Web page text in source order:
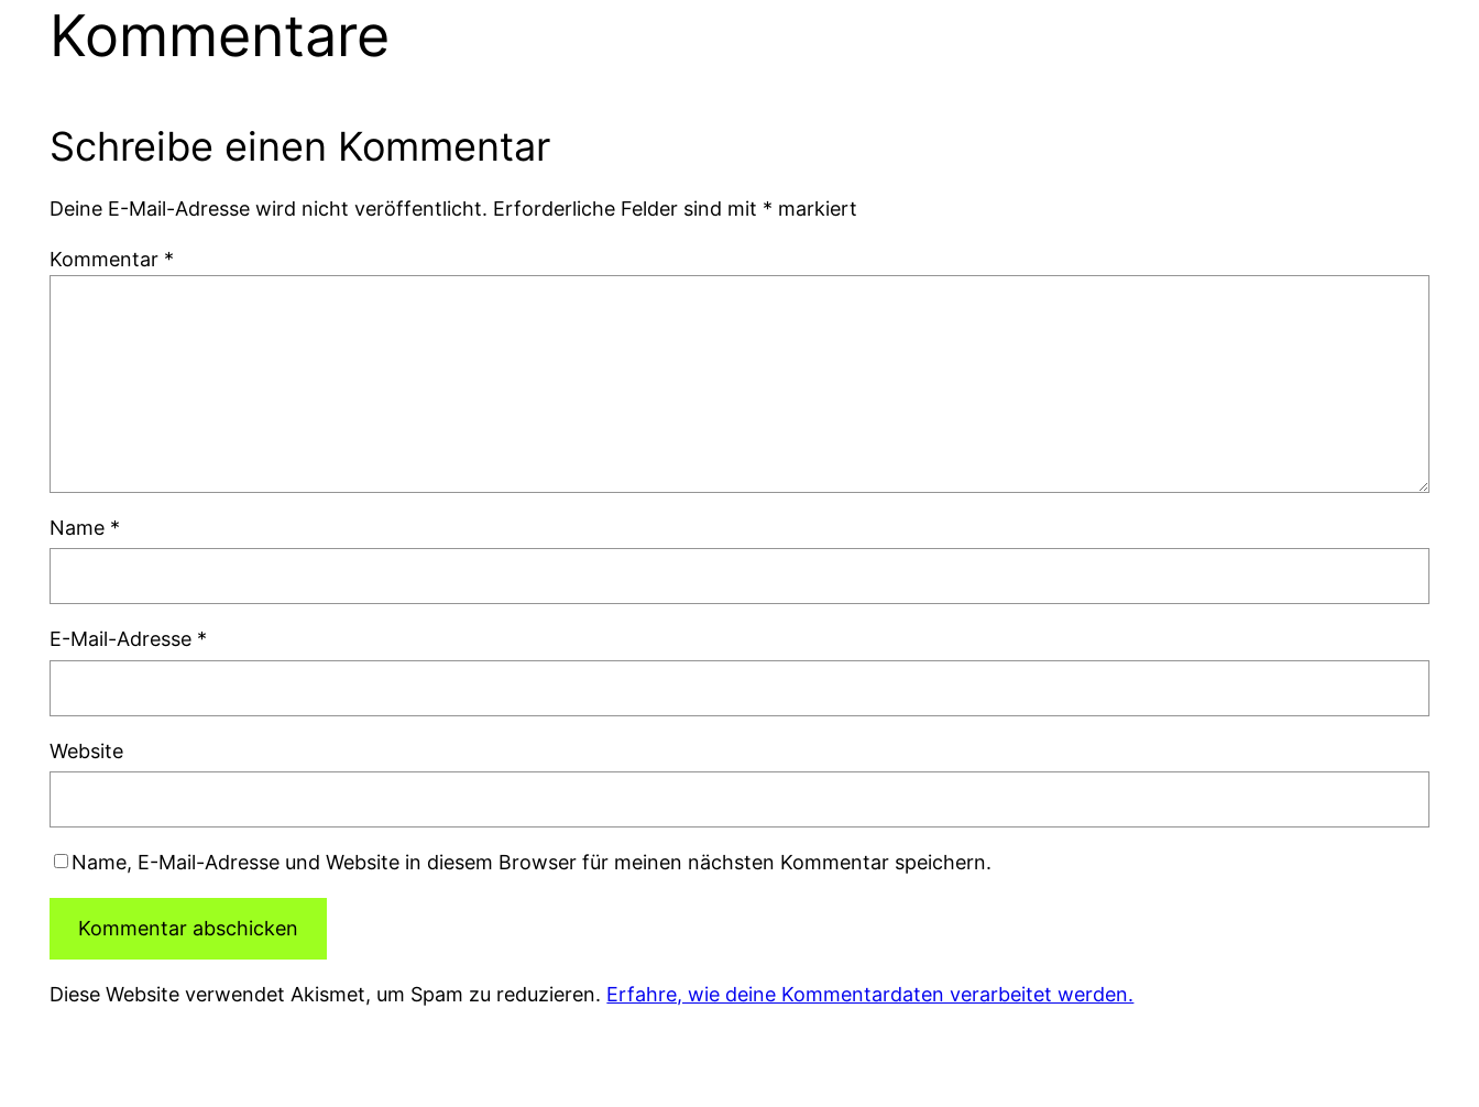
Kommentare
Schreibe einen Kommentar
Deine E-Mail-Adresse wird nicht veröffentlicht. Erforderliche Felder sind mit * markiert
Kommentar *
Name *
E-Mail-Adresse *
Website
Name, E-Mail-Adresse und Website in diesem Browser für meinen nächsten Kommentar speichern.
Diese Website verwendet Akismet, um Spam zu reduzieren. Erfahre, wie deine Kommentardaten verarbeitet werden.